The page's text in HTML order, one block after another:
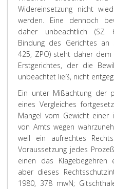
Widereinsetzung nicht
werden. Eine dennoch
daher unbeachtlich (SZ
Bindung des Gerichtes an
425, ZPO) steht daher
Erstgerichtes, der die
unbeachtet ließ, nicht
Ein unter Mißachtung der
eines Vergleiches
Mangel vom Gewicht einer
von Amts wegen
weil ein aufrechtes
Voraussetzung jedes
einen das Klagebegehren
aber dieses
1980, 378 mwN;